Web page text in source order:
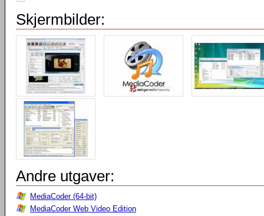
Skjermbilder:
Andre utgaver:
MediaCoder (64-bit)
MediaCoder Web Video Edition